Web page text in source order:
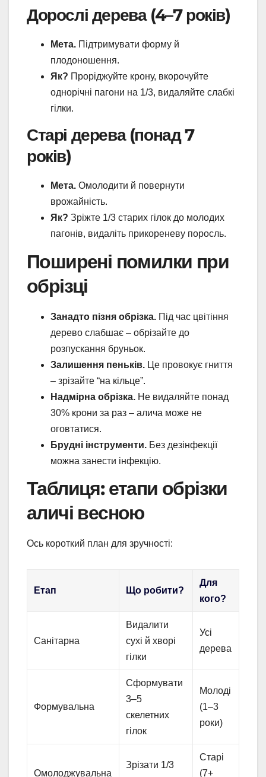
Дорослі дерева (4–7 років)
Мета. Підтримувати форму й
плодоношення.
Як? Проріджуйте крону, вкорочуйте
однорічні пагони на 1/3, видаляйте слабкі
гілки.
Старі дерева (понад 7
років)
Мета. Омолодити й повернути
врожайність.
Як? Зріжте 1/3 старих гілок до молодих
пагонів, видаліть прикореневу поросль.
Поширені помилки при
обрізці
Занадто пізня обрізка. Під час цвітіння
дерево слабшає – обрізайте до
розпускання бруньок.
Залишення пеньків. Це провокує гниття
– зрізайте “на кільце”.
Надмірна обрізка. Не видаляйте понад
30% крони за раз – алича може не
оговтатися.
Брудні інструменти. Без дезінфекції
можна занести інфекцію.
Таблиця: етапи обрізки
аличі весною
Ось короткий план для зручності:
Етап Що робити?
Для
кого?
Санітарна
Видалити
сухі й хворі
гілки
Усі
дерева
Формувальна
Сформувати
3–5
скелетних
гілок
Молоді
(1–3
роки)
Омолоджувальна
Зрізати 1/3
Старі
(7+